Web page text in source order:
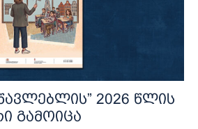
2026 წლის
გამოიცა